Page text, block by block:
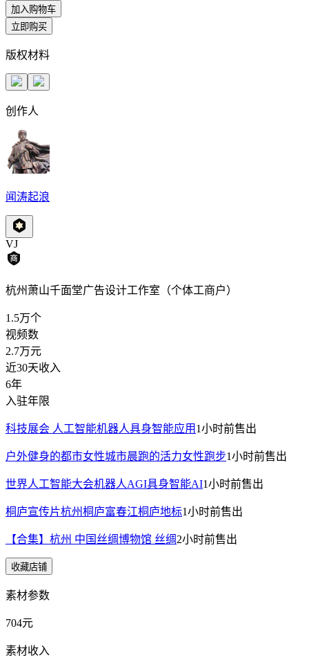
加入购物车
立即购买
版权材料
创作人
闻涛起浪
VJ
杭州萧山千面堂广告设计工作室（个体工商户）
1.5万个
视频数
2.7万元
近30天收入
6年
入驻年限
科技展会 人工智能机器人具身智能应用 1小时前售出
户外健身的都市女性城市晨跑的活力女性跑步1小时前售出
世界人工智能大会机器人AGI具身智能AI1小时前售出
桐庐宣传片杭州桐庐富春江桐庐地标1小时前售出
【合集】杭州 中国丝绸博物馆 丝绸2小时前售出
收藏店铺
素材参数
704元
素材收入